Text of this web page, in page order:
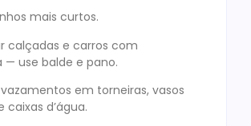
mais curtos.
calçadas e carros com
— use balde e pano.
vazamentos em torneiras, vasos
caixas d’água.